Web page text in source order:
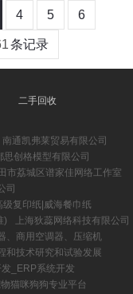
4 5 6
条记录
二手回收
南通凯弗莱贸易有限公司
思创格模型有限公司
市荔城区谱家佳网络工作室
司
复印纸|威海餐巾纸
)
上海狄蕊网络科技有限公司
、商用空调器、压缩机
和技术研究和试验发展
_ERP系统开发
猫咪狗狗专业平台